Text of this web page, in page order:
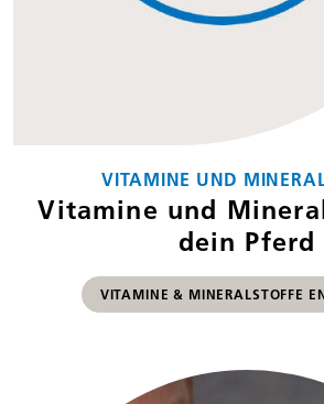
VITAMINE UND
Vitamine und
dein Pferd
VITAMINE & MINERALSTOFFE